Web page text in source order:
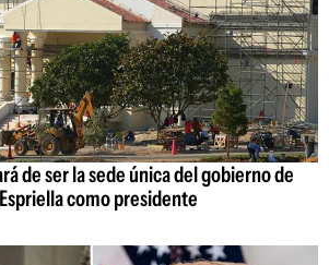
de ser la sede única del gobierno de
como presidente